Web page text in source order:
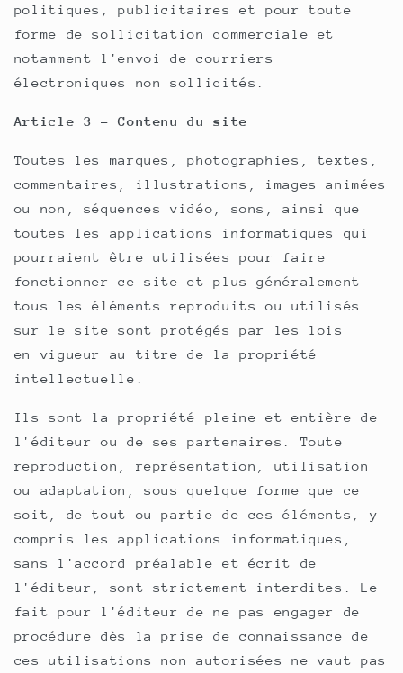
politiques, publicitaires et pour toute
forme de sollicitation commerciale et
notamment l'envoi de courriers
électroniques non sollicités.
Article 3 - Contenu du site
Toutes les marques, photographies, textes,
commentaires, illustrations, images animées
ou non, séquences vidéo, sons, ainsi que
toutes les applications informatiques qui
pourraient être utilisées pour faire
fonctionner ce site et plus généralement
tous les éléments reproduits ou utilisés
sur le site sont protégés par les lois
en vigueur au titre de la propriété
intellectuelle.
Ils sont la propriété pleine et entière de
l'éditeur ou de ses partenaires. Toute
reproduction, représentation, utilisation
ou adaptation, sous quelque forme que ce
soit, de tout ou partie de ces éléments, y
compris les applications informatiques,
sans l'accord préalable et écrit de
l'éditeur, sont strictement interdites. Le
fait pour l'éditeur de ne pas engager de
procédure dès la prise de connaissance de
ces utilisations non autorisées ne vaut pas